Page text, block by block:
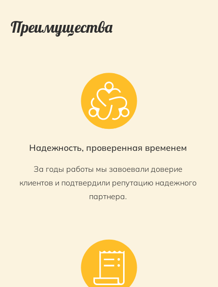
Преимущества
Надежность, проверенная временем
За годы работы мы завоевали доверие
клиентов и подтвердили репутацию надежного
партнера.